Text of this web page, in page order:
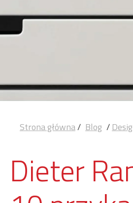
Strona główna/ Blog /
Dieter